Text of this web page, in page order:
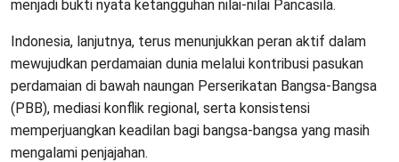
menjadi bukti nyata ketangguhan nilai-nilai Pancasila.
Indonesia, lanjutnya, terus menunjukkan peran aktif dalam
mewujudkan perdamaian dunia melalui kontribusi pasukan
perdamaian di bawah naungan Perserikatan Bangsa-Bangsa
(PBB), mediasi konflik regional, serta konsistensi
memperjuangkan keadilan bagi bangsa-bangsa yang masih
mengalami penjajahan.